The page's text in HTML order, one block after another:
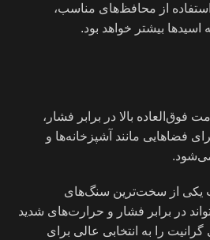
از محافظ‌های مناسب،
بیشتر خواهد بود.
فوق‌العاده بالا در برابر فشار،
فضاهایی مانند آشپزخانه‌ها و
یکی از سخت‌ترین سنگ‌های
در برابر فشار و حرارت‌های شدید
را به انتخابی عالی برای